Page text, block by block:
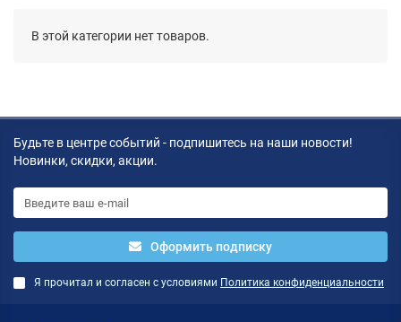
В этой категории нет товаров.
Будьте в центре событий - подпишитесь на наши новости!
Новинки, скидки, акции.
Оформить подписку
Я прочитал и согласен с условиями Политика конфиденциальности